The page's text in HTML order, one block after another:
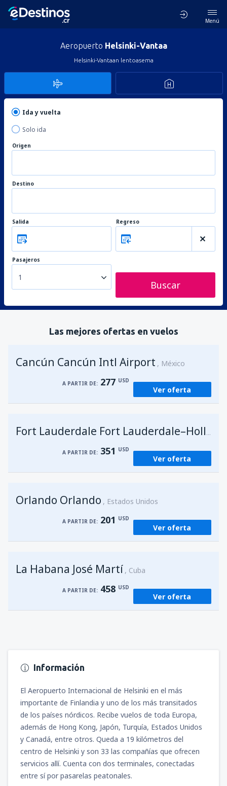
Menú
Aeropuerto Helsinki-Vantaa
Helsinki-Vantaan lentoasema
Ida y vuelta
Solo ida
Origen
Destino
Salida Regreso
Pasajeros
1
Buscar
Las mejores ofertas en vuelos
Cancún Cancún Intl Airport México
A PARTIR DE: 277 USD
Ver oferta
Fort Lauderdale Fort Lauderdale–Hollywood Intl Airport
A PARTIR DE: 351 USD
Ver oferta
Orlando Orlando Estados Unidos
A PARTIR DE: 201 USD
Ver oferta
La Habana José Martí Cuba
A PARTIR DE: 458 USD
Ver oferta
Información
El Aeropuerto Internacional de Helsinki en el más
importante de Finlandia y uno de los más transitados
de los países nórdicos. Recibe vuelos de toda Europa,
además de Hong Kong, Japón, Turquía, Estados Unidos
y Canadá, entre otros. Queda a 19 kilómetros del
centro de Helsinki y son 33 las compañías que ofrecen
servicios allí. Cuenta con dos terminales, conectadas
entre sí por pasarelas peatonales.